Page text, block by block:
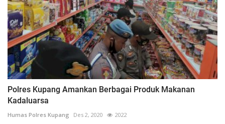
Polres Kupang Amankan Berbagai Produk Makanan
Kadaluarsa
Humas Polres Kupang Des 2, 2020 2022